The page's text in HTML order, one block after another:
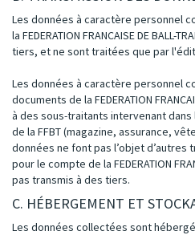
Les données à caractère personnel
la FEDERATION FRANCAISE DE BALL-
tiers, et ne sont traitées que par
Les données à caractère personnel
documents de la FEDERATION
à des sous-traitants intervenant
de la FFBT (magazine, assurance,
données ne font pas l’objet
pour le compte de la FEDERATION
pas transmis à des tiers.
C. HÉBERGEMENT ET
Les données collectées sont